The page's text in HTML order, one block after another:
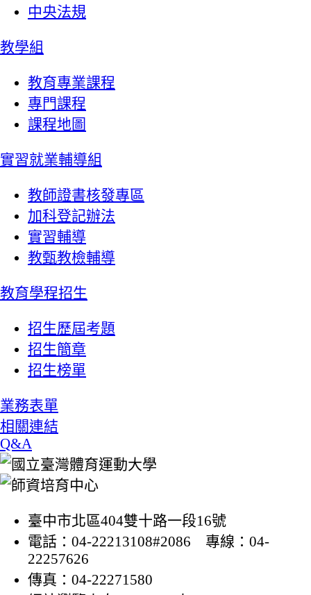
中央法規
教學組
教育專業課程
專門課程
課程地圖
實習就業輔導組
教師證書核發專區
加科登記辦法
實習輔導
教甄教檢輔導
教育學程招生
招生歷屆考題
招生簡章
招生榜單
業務表單
相關連結
Q&A
臺中市北區404雙十路一段16號
電話：04-22213108#2086 專線：04-
22257626
傳真：04-22271580